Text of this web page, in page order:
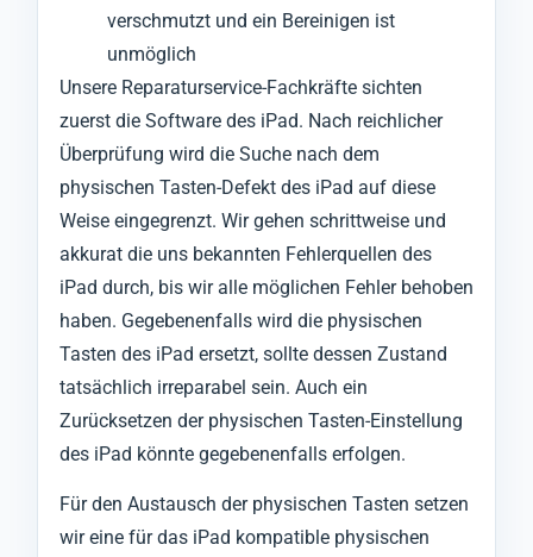
verschmutzt und ein Bereinigen ist
unmöglich
Unsere Reparaturservice-Fachkräfte sichten
zuerst die Software des iPad. Nach reichlicher
Überprüfung wird die Suche nach dem
physischen Tasten-Defekt des iPad auf diese
Weise eingegrenzt. Wir gehen schrittweise und
akkurat die uns bekannten Fehlerquellen des
iPad durch, bis wir alle möglichen Fehler behoben
haben. Gegebenenfalls wird die physischen
Tasten des iPad ersetzt, sollte dessen Zustand
tatsächlich irreparabel sein. Auch ein
Zurücksetzen der physischen Tasten-Einstellung
des iPad könnte gegebenenfalls erfolgen.
Für den Austausch der physischen Tasten setzen
wir eine für das iPad kompatible physischen